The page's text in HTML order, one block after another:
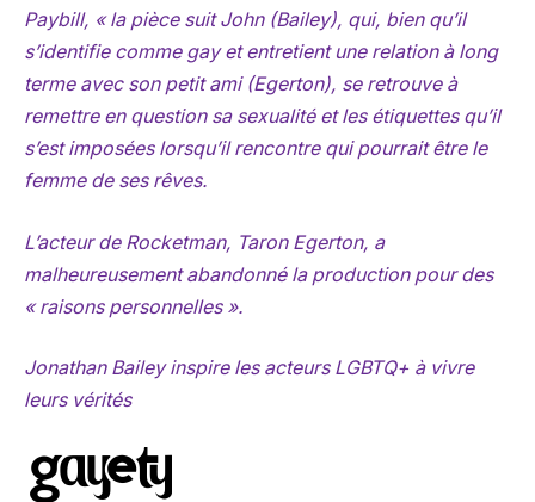
Paybill, « la pièce suit John (Bailey), qui, bien qu’il
s’identifie comme gay et entretient une relation à long
terme avec son petit ami (Egerton), se retrouve à
remettre en question sa sexualité et les étiquettes qu’il
s’est imposées lorsqu’il rencontre qui pourrait être le
femme de ses rêves.
L’acteur de Rocketman, Taron Egerton, a
malheureusement abandonné la production pour des
« raisons personnelles ».
Jonathan Bailey inspire les acteurs LGBTQ+ à vivre
leurs vérités